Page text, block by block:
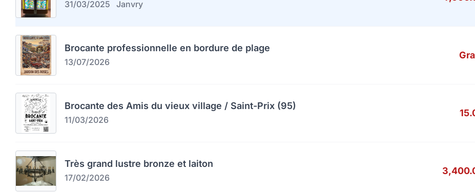
31/03/2025 Janvry
Brocante professionnelle en bordure de plage
13/07/2026
Brocante des Amis du vieux village / Saint-Prix (95)
11/03/2026
Très grand lustre bronze et laiton
17/02/2026